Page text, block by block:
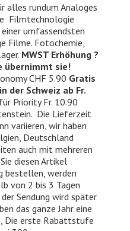
alles rundum Analoges
Filmtechnologie
umfassendsten
Filme. Fotochemie,
MWST Erhöhung ?
übernimmt sie!
CHF 5.90 Gratis
der Schweiz ab Fr.
Priority Fr. 10.90
Die Lieferzeit
variieren, wir haben
Deutschland
auch mit mehreren
diesen Artikel
bestellen, werden
von 2 bis 3 Tagen
Sendung wird später
das ganze Jahr eine
Die erste Rabattstufe